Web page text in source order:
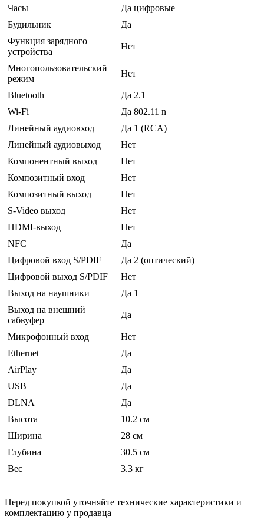
Часы
Да цифровые
Будильник
Да
Функция зарядного
устройства
Нет
Многопользовательский
режим
Нет
Bluetooth
Да 2.1
Wi-Fi
Да 802.11 n
Линейный аудиовход
Да 1 (RCA)
Линейный аудиовыход
Нет
Компонентный выход
Нет
Композитный вход
Нет
Композитный выход
Нет
S-Video выход
Нет
HDMI-выход
Нет
NFC
Да
Цифровой вход S/PDIF
Да 2 (оптический)
Цифровой выход S/PDIF
Нет
Выход на наушники
Да 1
Выход на внешний
сабвуфер
Да
Микрофонный вход
Нет
Ethernet
Да
AirPlay
Да
USB
Да
DLNA
Да
Высота
10.2 см
Ширина
28 см
Глубина
30.5 см
Вес
3.3 кг
Перед покупкой уточняйте технические характеристики и
комплектацию у продавца